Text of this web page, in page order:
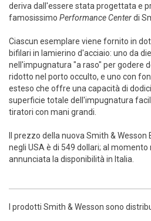
deriva dall'essere stata progettata e
famosissimo Performance Centerdi
Ciascun esemplare viene fornito in
bifilari in lamierino d'acciaio: uno da
nell'impugnatura "a raso" per godere
ridotto nel porto occulto, e uno con
esteso che offre una capacità di
superficie totale dell'impugnatura
tiratori con mani grandi.
Il prezzo della nuova Smith &
negli USA è di 549 dollari; al
annunciata la disponibilità in Italia.
I prodotti Smith & Wesson sono